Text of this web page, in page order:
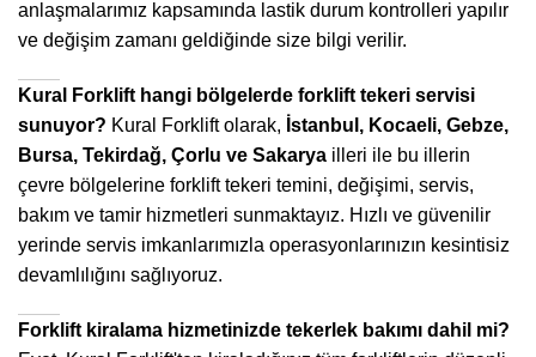
anlaşmalarımız kapsamında lastik durum kontrolleri yapılır
ve değişim zamanı geldiğinde size bilgi verilir.
Kural Forklift hangi bölgelerde forklift tekeri servisi
sunuyor? Kural Forklift olarak, İstanbul, Kocaeli, Gebze,
Bursa, Tekirdağ, Çorlu ve Sakarya illeri ile bu illerin
çevre bölgelerine forklift tekeri temini, değişimi, servis,
bakım ve tamir hizmetleri sunmaktayız. Hızlı ve güvenilir
yerinde servis imkanlarımızla operasyonlarınızın kesintisiz
devamlılığını sağlıyoruz.
Forklift kiralama hizmetinizde tekerlek bakımı dahil mi?